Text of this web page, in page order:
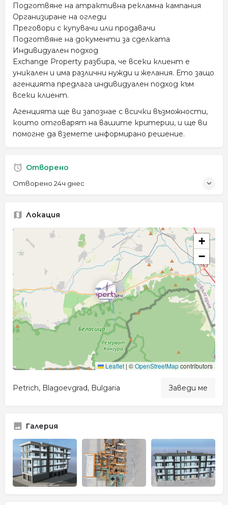
Подготвяне на атрактивна рекламна кампания
Организиране на огледи
Преговори с купувачи или продавачи
Подготвяне на документи за сделката
Индивидуален подход
Exchange Property разбира, че всеки клиент е
уникален и има различни нужди и желания. Ето защо
агенцията предлага индивидуален подход към
всеки клиент.
Агенцията ще ви запознае с всички възможности,
които отговарят на вашите критерии, и ще ви
помогне да вземете информирано решение.
Отворено
Отворено 24ч днес
Локация
+
−
Leaflet | ©OpenStreetMapcontributors
Petrich, Blagoevgrad, Bulgaria Заведи ме
Галерия